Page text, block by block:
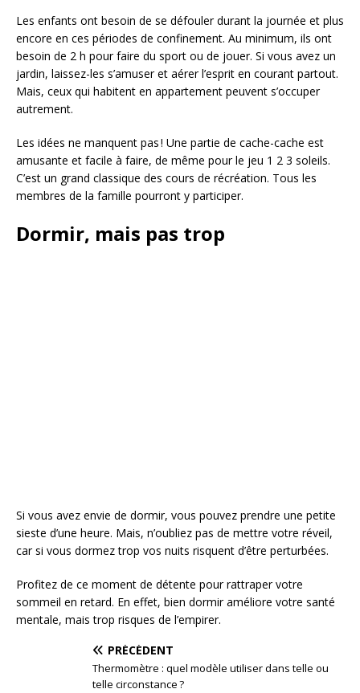
Les enfants ont besoin de se défouler durant la journée et plus
encore en ces périodes de confinement. Au minimum, ils ont
besoin de 2 h pour faire du sport ou de jouer. Si vous avez un
jardin, laissez-les s’amuser et aérer l’esprit en courant partout.
Mais, ceux qui habitent en appartement peuvent s’occuper
autrement.
Les idées ne manquent pas ! Une partie de cache-cache est
amusante et facile à faire, de même pour le jeu 1 2 3 soleils.
C’est un grand classique des cours de récréation. Tous les
membres de la famille pourront y participer.
Dormir, mais pas trop
Si vous avez envie de dormir, vous pouvez prendre une petite
sieste d’une heure. Mais, n’oubliez pas de mettre votre réveil,
car si vous dormez trop vos nuits risquent d’être perturbées.
Profitez de ce moment de détente pour rattraper votre
sommeil en retard. En effet, bien dormir améliore votre santé
mentale, mais trop risques de l’empirer.
PRÉCÉDENT
Thermomètre : quel modèle utiliser dans telle ou
telle circonstance ?